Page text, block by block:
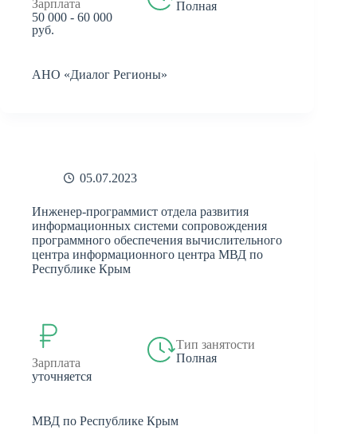
Зарплата
50 000 - 60 000
руб.
Полная
АНО «Диалог Регионы»
05.07.2023
Инженер-программист отдела развития
информационных системи сопровождения
программного обеспечения вычислительного
центра информационного центра МВД по
Республике Крым
Зарплата
уточняется
Тип занятости
Полная
МВД по Республике Крым